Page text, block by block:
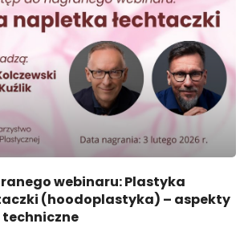
webinaru: Plastyka
(hoodoplastyka) – aspekty